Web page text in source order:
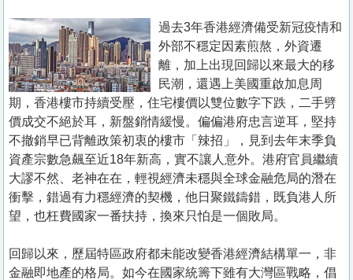
置
業
手
冊
關
於
我
們
過去3年香港經濟備受新冠疫情和
外部不穩定因素煎熬，外資遷
離，加上出現回歸以來最大的移
民潮，還遇上美國重啟加息周
期，香港樓市持續受壓，住宅樓價以雙位數字下跌，二手劈
價成交不絕於耳，新盤銷情緩慢。偏偏港府忠言逆耳，堅持
不撤銷早已背離政策初衷的樓市「辣招」，見到去年末季負
資產宗數急飆至近18年新高，實不讓人意外。港府官員繼續
大謬不然、老神在在，輕視經濟未穩與全球金融危局的潛在
衝擊，錯過有力穩經濟的契機，他日聚鐵鑄錯，既負港人所
望，也枉費國家一番扶持，換來只怕是一個敗局。
回歸以來，歷屆特區政府都未能改變香港經濟結構單一，非
金融即地產的格局。如今在國家統籌下雖有大灣區戰略，倡